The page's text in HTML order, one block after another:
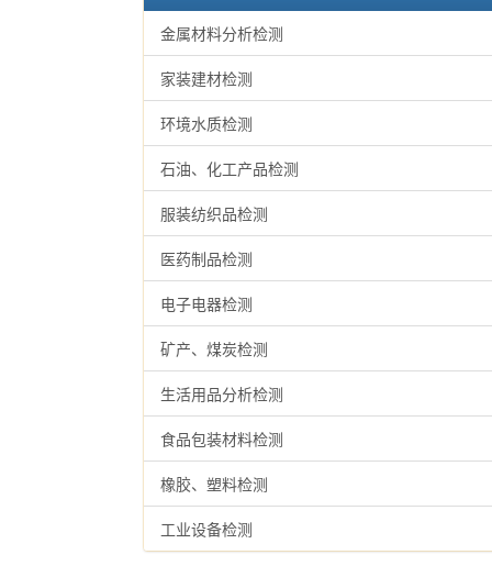
金属材料分析检测
家装建材检测
环境水质检测
石油、化工产品检测
服装纺织品检测
医药制品检测
电子电器检测
矿产、煤炭检测
生活用品分析检测
食品包装材料检测
橡胶、塑料检测
工业设备检测